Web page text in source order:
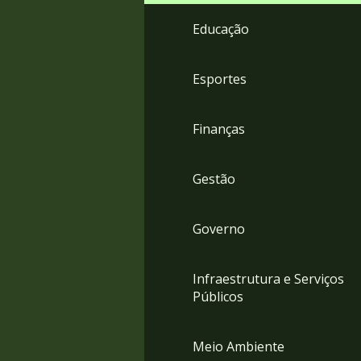
Educação
Esportes
Finanças
Gestão
Governo
Infraestrutura e Serviços
Públicos
Meio Ambiente